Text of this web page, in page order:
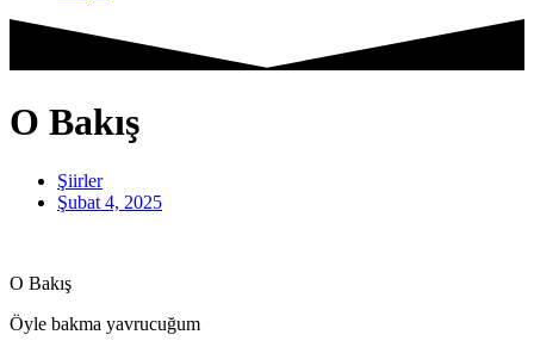
O Bakış
Şiirler
Şubat 4, 2025
O Bakış
Öyle bakma yavrucuğum